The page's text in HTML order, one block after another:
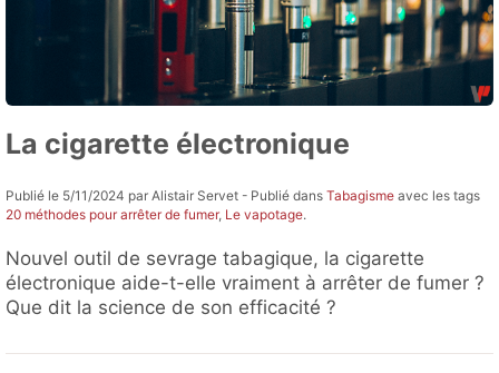
La cigarette électronique
Publié le 5/11/2024 par Alistair Servet - Publié dans Tabagisme avec les tags
20 méthodes pour arrêter de fumer, Le vapotage.
Nouvel outil de sevrage tabagique, la cigarette
électronique aide-t-elle vraiment à arrêter de fumer ?
Que dit la science de son efficacité ?